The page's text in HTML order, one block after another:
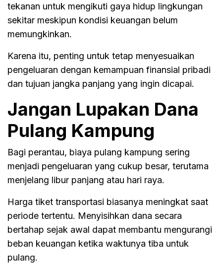
tekanan untuk mengikuti gaya hidup lingkungan
sekitar meskipun kondisi keuangan belum
memungkinkan.
Karena itu, penting untuk tetap menyesuaikan
pengeluaran dengan kemampuan finansial pribadi
dan tujuan jangka panjang yang ingin dicapai.
Jangan Lupakan Dana
Pulang Kampung
Bagi perantau, biaya pulang kampung sering
menjadi pengeluaran yang cukup besar, terutama
menjelang libur panjang atau hari raya.
Harga tiket transportasi biasanya meningkat saat
periode tertentu. Menyisihkan dana secara
bertahap sejak awal dapat membantu mengurangi
beban keuangan ketika waktunya tiba untuk
pulang.